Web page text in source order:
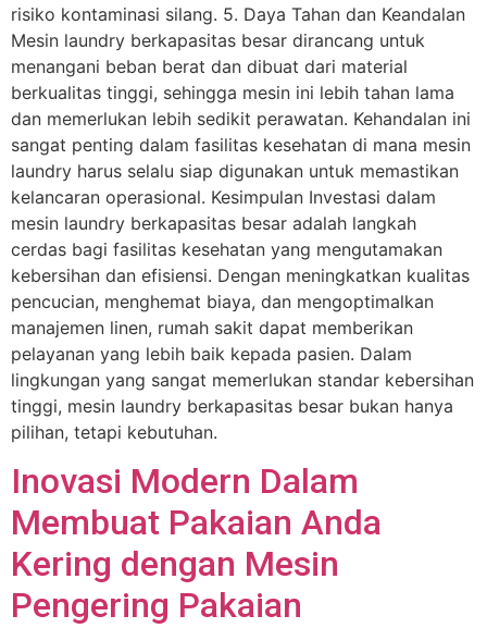
risiko kontaminasi silang. 5. Daya Tahan dan Keandalan
Mesin laundry berkapasitas besar dirancang untuk
menangani beban berat dan dibuat dari material
berkualitas tinggi, sehingga mesin ini lebih tahan lama
dan memerlukan lebih sedikit perawatan. Kehandalan ini
sangat penting dalam fasilitas kesehatan di mana mesin
laundry harus selalu siap digunakan untuk memastikan
kelancaran operasional. Kesimpulan Investasi dalam
mesin laundry berkapasitas besar adalah langkah
cerdas bagi fasilitas kesehatan yang mengutamakan
kebersihan dan efisiensi. Dengan meningkatkan kualitas
pencucian, menghemat biaya, dan mengoptimalkan
manajemen linen, rumah sakit dapat memberikan
pelayanan yang lebih baik kepada pasien. Dalam
lingkungan yang sangat memerlukan standar kebersihan
tinggi, mesin laundry berkapasitas besar bukan hanya
pilihan, tetapi kebutuhan.
Inovasi Modern Dalam
Membuat Pakaian Anda
Kering dengan Mesin
Pengering Pakaian